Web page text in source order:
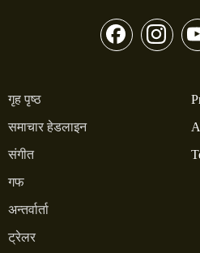
गृह पृष्ठ
समाचार हेडलाइन
संगीत
गफ
अन्तर्वार्ता
ट्रेलर